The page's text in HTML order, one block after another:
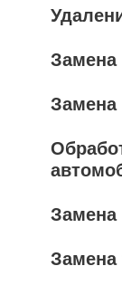
Замена
Замена
Замена
Замена